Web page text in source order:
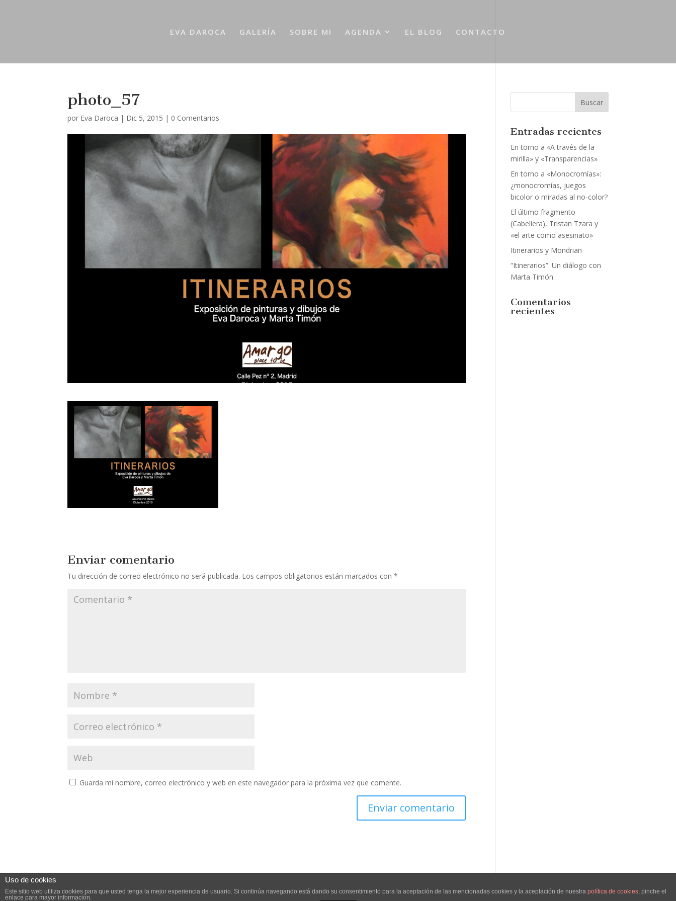
EVA DAROCA GALERÍA SOBRE MI AGENDA EL BLOG CONTACTO
photo_57
por Eva Daroca | Dic 5, 2015 | 0 Comentarios
Enviar comentario
Tu dirección de correo electrónico no será publicada. Los campos obligatorios están marcados con*
Guarda mi nombre, correo electrónico y web en este navegador para la próxima vez que comente.
Entradas recientes
En torno a «A través de la
mirilla» y «Transparencias»
En torno a «Monocromías»:
¿monocromías, juegos
bicolor o miradas al no-color?
El último fragmento
(Cabellera), Tristan Tzara y
«el arte como asesinato»
Itinerarios y Mondrian
“Itinerarios”. Un diálogo con
Marta Timón.
Comentarios
recientes
Uso de cookies
Este sitio web utiliza cookies para que usted tenga la mejor experiencia de usuario. Si continúa navegando está dando su consentimiento para la aceptación de las mencionadas cookies y la aceptación de nuestra política de cookies, pinche el
enlace para mayor información.